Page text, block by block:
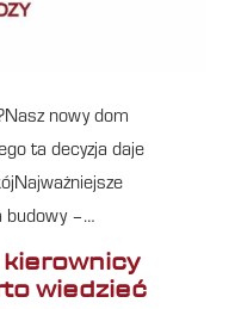
nowy dom
ta decyzja daje
budowy –…
wiedzieć